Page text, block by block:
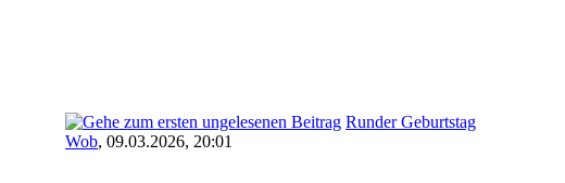
Runder Geburtstag
Wob, 09.03.2026, 20:01